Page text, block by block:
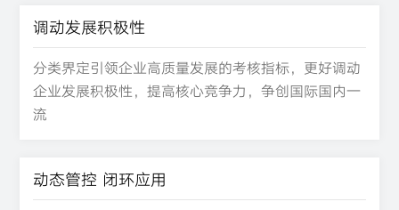
调动发展积极性
分类界定引领企业高质量发展的考核指标，更好调动
企业发展积极性，提高核心竞争力，争创国际国内一
流
动态管控 闭环应用